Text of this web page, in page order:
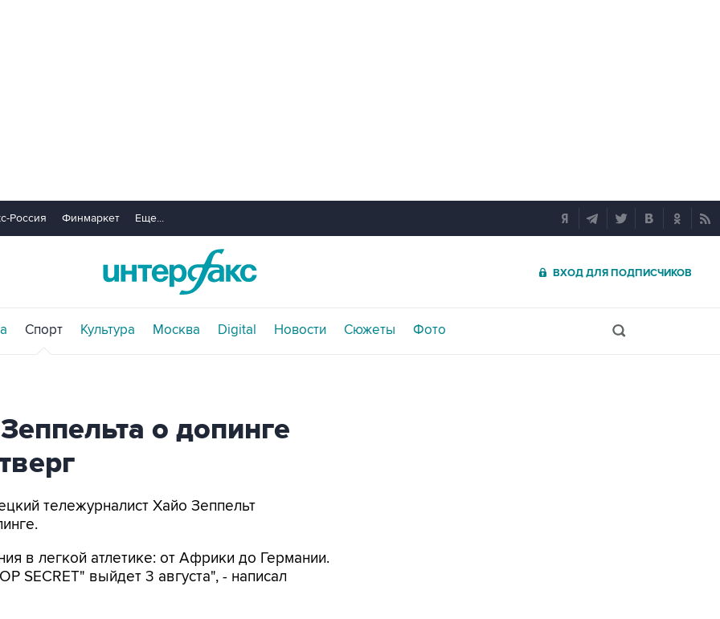
Россия Финмаркет Еще...
ВХОД ДЛЯ ПОДПИСЧИКОВ
Спорт Культура Москва Digital Новости Сюжеты Фото
о допинге
тележурналист Хайо Зеппельт
в легкой атлетике: от Африки до Германии.
SECRET" выйдет 3 августа", - написал